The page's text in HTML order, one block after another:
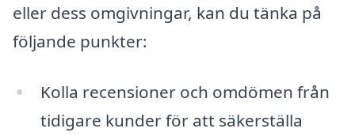
eller dess omgivningar, kan du tänka på
följande punkter:
Kolla recensioner och omdömen från
tidigare kunder för att säkerställa